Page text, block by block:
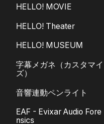
HELLO! MOVIE
HELLO! Theater
HELLO! MUSEUM
字幕メガネ（カスタマイ
ズ）
音響連動ペンライト
EAF - Evixar Audio Fore
nsics